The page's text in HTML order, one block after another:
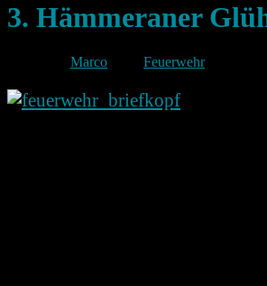
3. Hämmeraner
Marco Feuerwehr